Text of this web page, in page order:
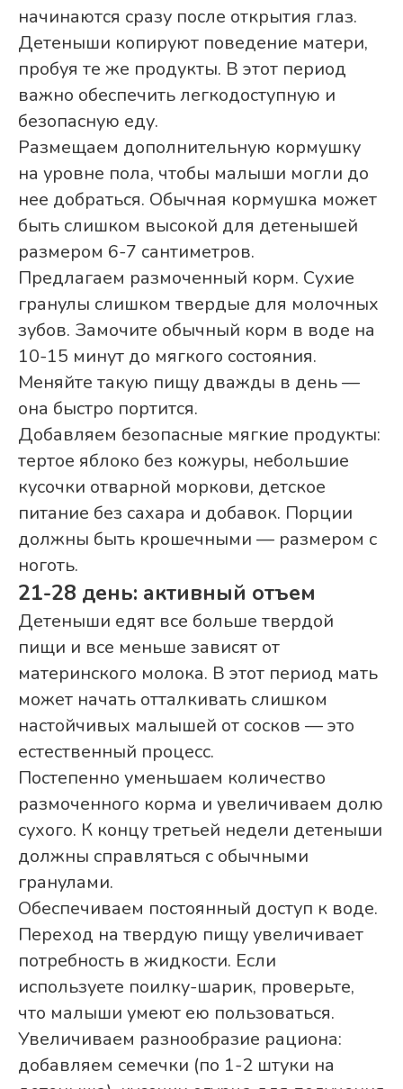
начинаются сразу после открытия глаз.
Детеныши копируют поведение матери,
пробуя те же продукты. В этот период
важно обеспечить легкодоступную и
безопасную еду.
Размещаем дополнительную кормушку
на уровне пола, чтобы малыши могли до
нее добраться. Обычная кормушка может
быть слишком высокой для детенышей
размером 6-7 сантиметров.
Предлагаем размоченный корм. Сухие
гранулы слишком твердые для молочных
зубов. Замочите обычный корм в воде на
10-15 минут до мягкого состояния.
Меняйте такую пищу дважды в день —
она быстро портится.
Добавляем безопасные мягкие продукты:
тертое яблоко без кожуры, небольшие
кусочки отварной моркови, детское
питание без сахара и добавок. Порции
должны быть крошечными — размером с
ноготь.
21-28 день: активный отъем
Детеныши едят все больше твердой
пищи и все меньше зависят от
материнского молока. В этот период мать
может начать отталкивать слишком
настойчивых малышей от сосков — это
естественный процесс.
Постепенно уменьшаем количество
размоченного корма и увеличиваем долю
сухого. К концу третьей недели детеныши
должны справляться с обычными
гранулами.
Обеспечиваем постоянный доступ к воде.
Переход на твердую пищу увеличивает
потребность в жидкости. Если
используете поилку-шарик, проверьте,
что малыши умеют ею пользоваться.
Увеличиваем разнообразие рациона:
добавляем семечки (по 1-2 штуки на